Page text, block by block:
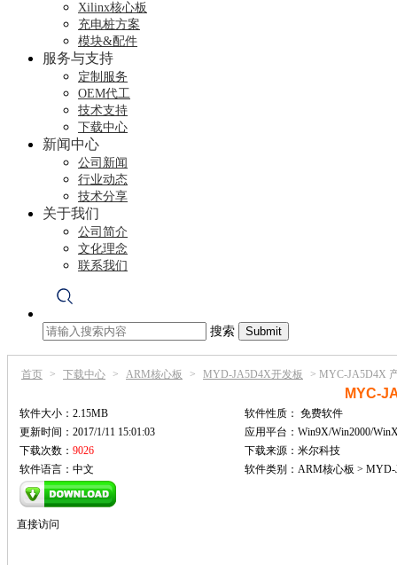
Xilinx核心板
充电桩方案
模块&配件
服务与支持
定制服务
OEM代工
技术支持
下载中心
新闻中心
公司新闻
行业动态
技术分享
关于我们
公司简介
文化理念
联系我们
搜索
首页 > 下载中心 > ARM核心板 > MYD-JA5D4X开发板 > MYC-JA5D4X
MYC-
软件大小：2.15MB 软件性质： 免费软件
更新时间：2017/1/11 15:01:03
应用平台：Win9X/Win2000/
下载次数： 9026
下载来源：米尔科技
软件语言：中文
软件类别：ARM核心板 >
直接访问